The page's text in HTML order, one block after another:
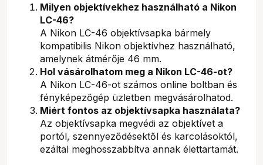
Milyen objektívekhez használható a Nikon
LC-46?
A Nikon LC-46 objektívsapka bármely
kompatibilis Nikon objektívhez használható,
amelynek átmérője 46 mm.
Hol vásárolhatom meg a Nikon LC-46-ot?
A Nikon LC-46-ot számos online boltban és
fényképezőgép üzletben megvásárolhatod.
Miért fontos az objektívsapka használata?
Az objektívsapka megvédi az objektívet a
portól, szennyeződésektől és karcolásoktól,
ezáltal meghosszabbítva annak élettartamát.